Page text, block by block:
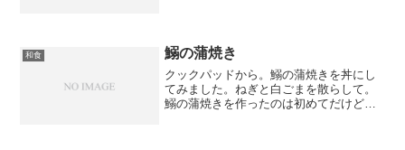
和食 鰯の蒲焼き
クックパッドから。鰯の蒲焼きを丼にし
てみました。ねぎと白ごまを散らして。
鰯の蒲焼きを作ったのは初めてだけど、